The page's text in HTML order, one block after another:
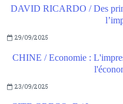
DAVID RICARDO / Des
29/09/2025
CHINE / Economie :
23/09/2025